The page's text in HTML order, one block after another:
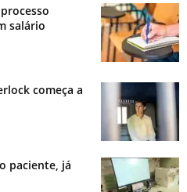
salário
começa a
paciente, já